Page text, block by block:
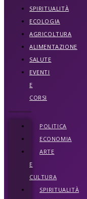
SPIRITUALITÀ
ECOLOGIA
AGRICOLTURA
ALIMENTAZIONE
SALUTE
EVENTI
E
CORSI
POLITICA
ECONOMIA
ARTE
E
CULTURA
SPIRITUALITÀ